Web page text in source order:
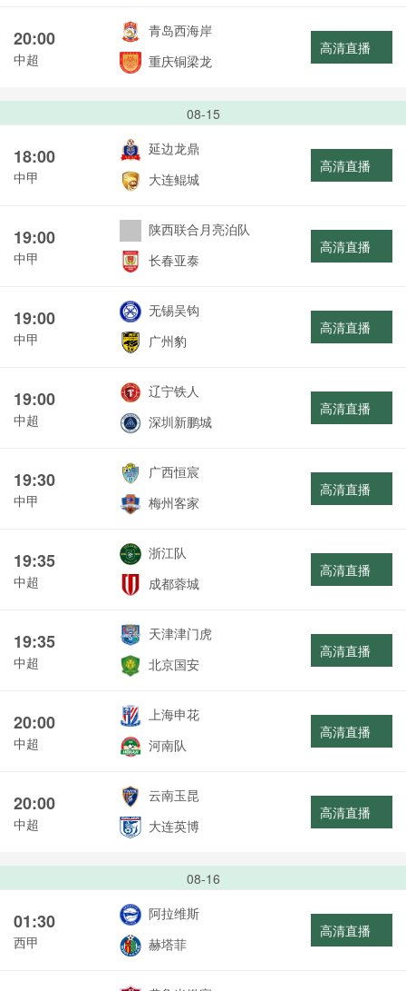
20:00
中超
青岛西海岸
重庆铜梁龙
高清直播
08-15
18:00
中甲
延边龙鼎
大连鲲城
高清直播
19:00
中甲
陕西联合月亮泊队
长春亚泰
高清直播
19:00
中甲
无锡吴钩
广州豹
高清直播
19:00
中超
辽宁铁人
深圳新鹏城
高清直播
19:30
中甲
广西恒宸
梅州客家
高清直播
19:35
中超
浙江队
成都蓉城
高清直播
19:35
中超
天津津门虎
北京国安
高清直播
20:00
中超
上海申花
河南队
高清直播
20:00
中超
云南玉昆
大连英博
高清直播
08-16
01:30
西甲
阿拉维斯
赫塔菲
高清直播